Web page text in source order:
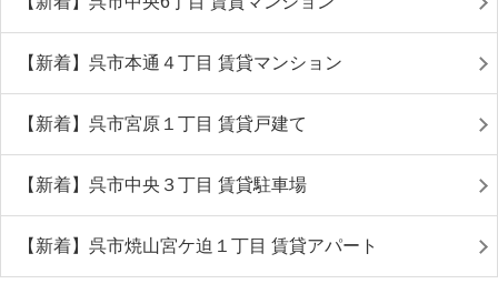
【新着】呉市本通４丁目 賃貸マンション
【新着】呉市宮原１丁目 賃貸戸建て
【新着】呉市中央３丁目 賃貸駐車場
【新着】呉市焼山宮ケ迫１丁目 賃貸アパート